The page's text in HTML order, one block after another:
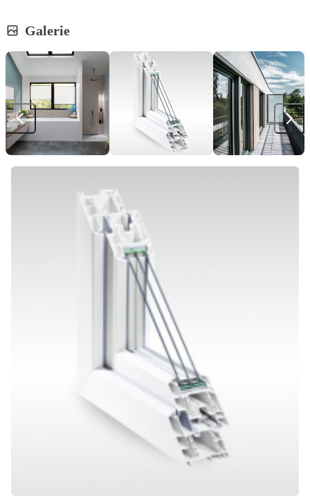
Galerie